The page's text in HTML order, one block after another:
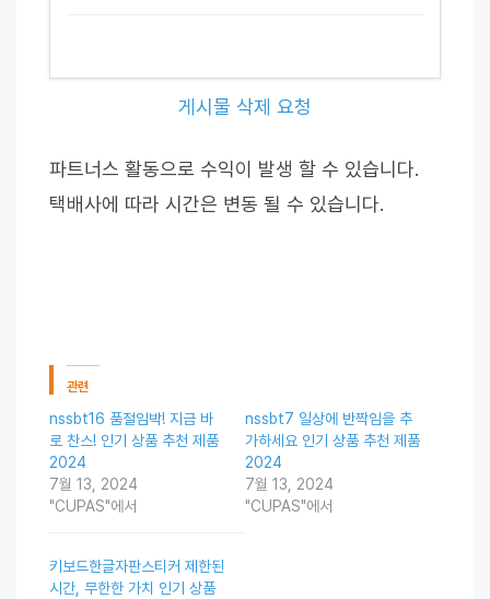
게시물 삭제 요청
파트너스 활동으로 수익이 발생 할 수 있습니다.
택배사에 따라 시간은 변동 될 수 있습니다.
관련
nssbt16 품절임박! 지금 바
로 찬스! 인기 상품 추천 제품
2024
7월 13, 2024
"CUPAS"에서
nssbt7 일상에 반짝임을 추
가하세요 인기 상품 추천 제품
2024
7월 13, 2024
"CUPAS"에서
키보드한글자판스티커 제한된
시간, 무한한 가치 인기 상품